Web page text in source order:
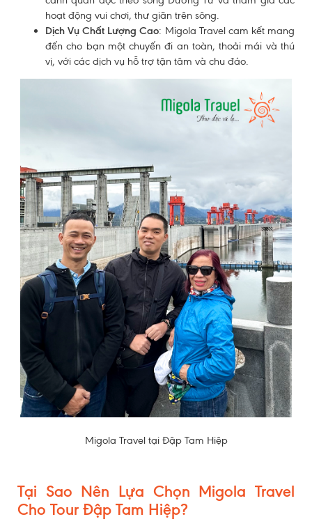
hoạt động vui chơi, thư giãn trên sông.
Dịch Vụ Chất Lượng Cao: Migola Travel cam kết mang
đến cho bạn một chuyến đi an toàn, thoải mái và thú
vị, với các dịch vụ hỗ trợ tận tâm và chu đáo.
Migola Travel tại Đập Tam Hiệp
Tại Sao Nên Lựa Chọn Migola Travel
Cho Tour Đập Tam Hiệp?